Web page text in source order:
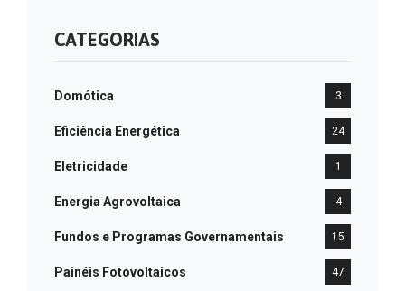
CATEGORIAS
Domótica 3
Eficiência Energética 24
Eletricidade 1
Energia Agrovoltaica 4
Fundos e Programas Governamentais 15
Painéis Fotovoltaicos 47